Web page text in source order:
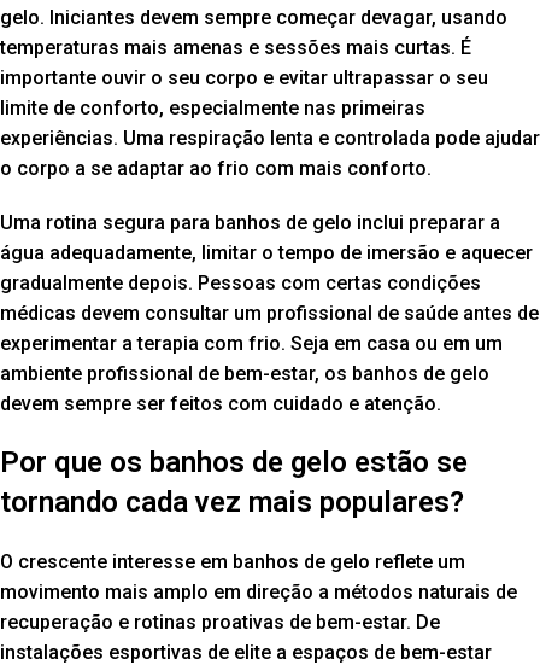
gelo. Iniciantes devem sempre começar devagar, usando
temperaturas mais amenas e sessões mais curtas. É
importante ouvir o seu corpo e evitar ultrapassar o seu
limite de conforto, especialmente nas primeiras
experiências. Uma respiração lenta e controlada pode ajudar
o corpo a se adaptar ao frio com mais conforto.
Uma rotina segura para banhos de gelo inclui preparar a
água adequadamente, limitar o tempo de imersão e aquecer
gradualmente depois. Pessoas com certas condições
médicas devem consultar um profissional de saúde antes de
experimentar a terapia com frio. Seja em casa ou em um
ambiente profissional de bem-estar, os banhos de gelo
devem sempre ser feitos com cuidado e atenção.
Por que os banhos de gelo estão se
tornando cada vez mais populares?
O crescente interesse em banhos de gelo reflete um
movimento mais amplo em direção a métodos naturais de
recuperação e rotinas proativas de bem-estar. De
instalações esportivas de elite a espaços de bem-estar